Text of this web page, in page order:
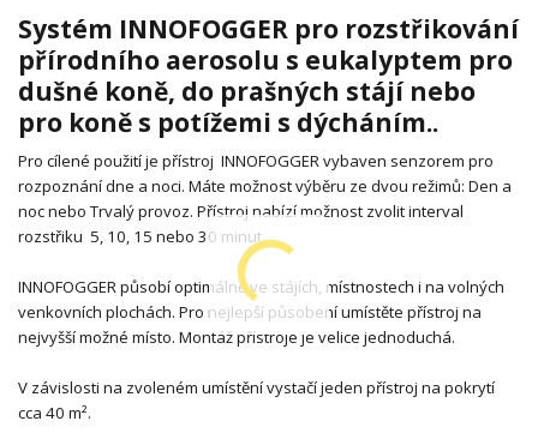
Systém INNOFOGGER pro rozstřikování
přírodního aerosolu s eukalyptem pro
dušné koně, do prašných stájí nebo
pro koně s potížemi s dýcháním..
Pro cílené použití je přístroj INNOFOGGER vybaven senzorem pro
rozpoznání dne a noci. Máte možnost výběru ze dvou režimů: Den a
noc nebo Trvalý provoz. Přístroj nabízí možnost zvolit interval
rozstřiku 5, 10, 15 nebo 30 minut.
INNOFOGGER působí optimálně ve stájích, místnostech i na volných
venkovních plochách. Pro nejlepší působení umístěte přístroj na
nejvyšší možné místo. Montáž přístroje je velice jednoduchá.
V závislosti na zvoleném umístění vystačí jeden přístroj na pokrytí
cca 40 m².